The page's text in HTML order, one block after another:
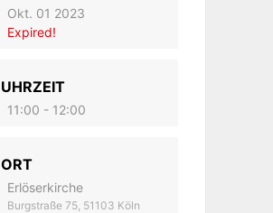
Okt. 01 2023
Expired!
UHRZEIT
11:00 - 12:00
ORT
Erlöserkirche
Burgstraße 75, 51103 Köln